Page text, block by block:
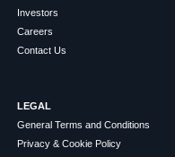
Investors
Careers
Contact Us
LEGAL
General Terms and Conditions
Privacy & Cookie Policy